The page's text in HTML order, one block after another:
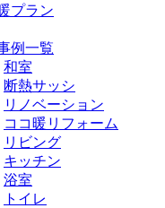
プラン
例一覧
和室
断熱サッシ
リノベーション
ココ暖リフォーム
リビング
キッチン
浴室
トイレ